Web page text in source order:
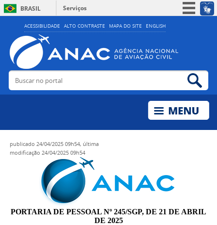
ACESSIBILIDADE ALTO CONTRASTE MAPA DO SITE ENGLISH
BRASIL
Serviços
Simplifique!
Acesso à informação
Legislação
Buscar no portal
publicado 24/04/2025 09h54, última
modificação 24/04/2025 09h54
PORTARIA DE PESSOAL Nº 245/SGP, DE 21 DE ABRIL
DE 2025